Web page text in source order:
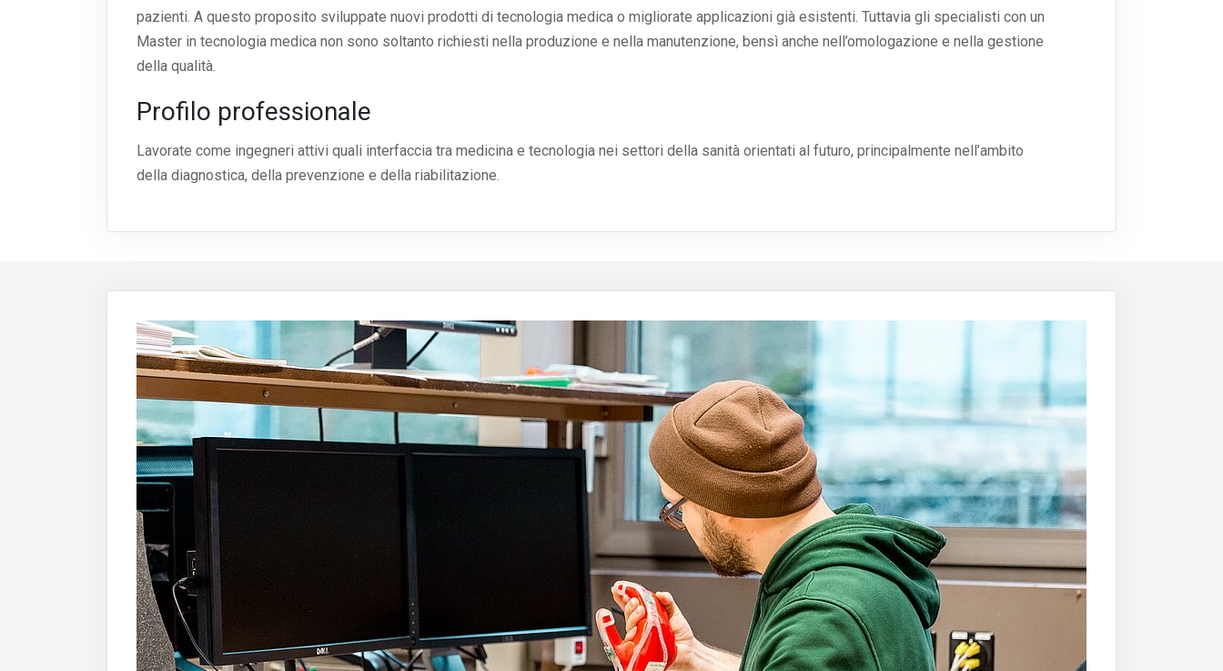
pazienti. A questo proposito sviluppate nuovi prodotti di tecnologia medica o migliorate applicazioni già esistenti. Tuttavia gli specialisti con un
Master in tecnologia medica non sono soltanto richiesti nella produzione e nella manutenzione, bensì anche nell’omologazione e nella gestione
della qualità.
Profilo professionale
Lavorate come ingegneri attivi quali interfaccia tra medicina e tecnologia nei settori della sanità orientati al futuro, principalmente nell’ambito
della diagnostica, della prevenzione e della riabilitazione.